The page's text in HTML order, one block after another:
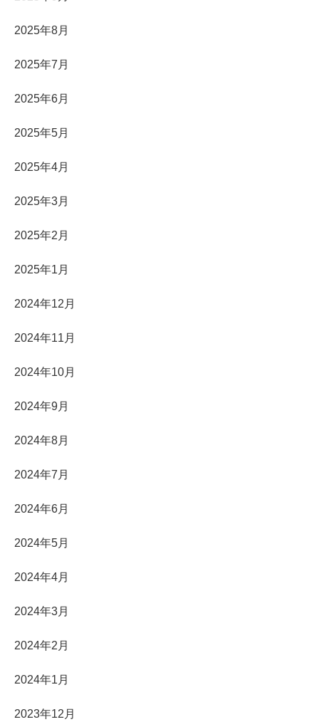
2025年8月
2025年7月
2025年6月
2025年5月
2025年4月
2025年3月
2025年2月
2025年1月
2024年12月
2024年11月
2024年10月
2024年9月
2024年8月
2024年7月
2024年6月
2024年5月
2024年4月
2024年3月
2024年2月
2024年1月
2023年12月